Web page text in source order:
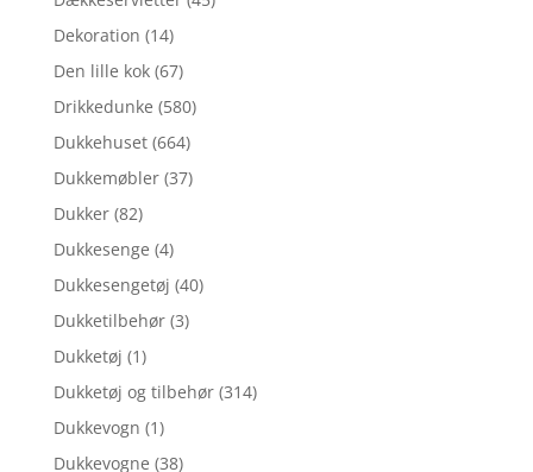
Dekoration (14)
Den lille kok (67)
Drikkedunke (580)
Dukkehuset (664)
Dukkemøbler (37)
Dukker (82)
Dukkesenge (4)
Dukkesengetøj (40)
Dukketilbehør (3)
Dukketøj (1)
Dukketøj og tilbehør (314)
Dukkevogn (1)
Dukkevogne (38)